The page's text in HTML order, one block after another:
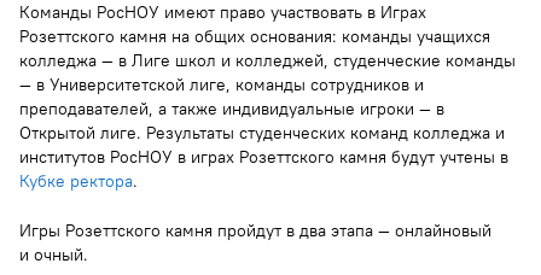
Камень был обнаружен в прибрежном городке Розетта
во время египетского похода Наполеона I в 1799 году. В
1801 году французы потерпели поражение от англичан
в Александрии и были вынуждены передать им камень
вместе с рядом других памятников.
В 1822 году, сопоставив высеченные на Розеттском
камне тексты, французский лингвист Жан-Франсуа
Команды РосНОУ имеют право участвовать в Играх
Розеттского камня на общих основания: команды учащихся
колледжа — в Лиге школ и колледжей, студенческие команды
— в Университетской лиге, команды сотрудников и
преподавателей, а также индивидуальные игроки — в
Открытой лиге. Результаты студенческих команд колледжа и
институтов РосНОУ в играх Розеттского камня будут учтены в
Кубке ректора.
Игры Розеттского камня пройдут в два этапа — онлайновый
и очный.